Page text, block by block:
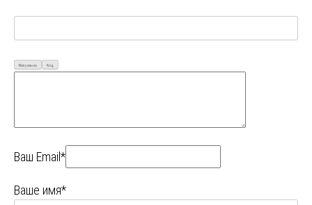
Визуально Код
Ваш Email*
Ваше имя*